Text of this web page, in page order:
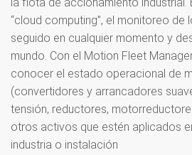
la flota de accionamiento
“cloud computing”, el monitoreo
seguido en cualquier momento y
mundo. Con el Motion Fleet
conocer el estado operacional de
(convertidores y arrancadores
tensión, reductores,
otros activos que estén aplicados
industria o instalación